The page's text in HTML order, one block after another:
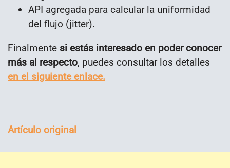
API agregada para calcular la uniformidad
del flujo (jitter).
Finalmente si estás interesado en poder conocer
más al respecto, puedes consultar los detalles
en el siguiente enlace.
Artículo original